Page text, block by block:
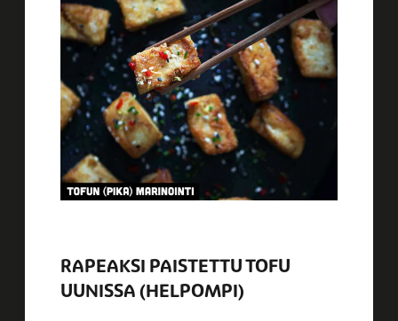
RAPEAKSI PAISTETTU TOFU
UUNISSA (HELPOMPI)